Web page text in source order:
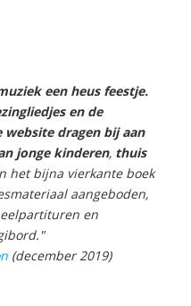
een heus feestje.
en de
website dragen bij aan
jonge kinderen, thuis
het bijna vierkante boek
aangeboden,
en
(december 2019)